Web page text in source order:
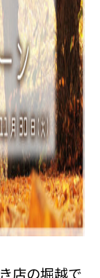
店の堀越で